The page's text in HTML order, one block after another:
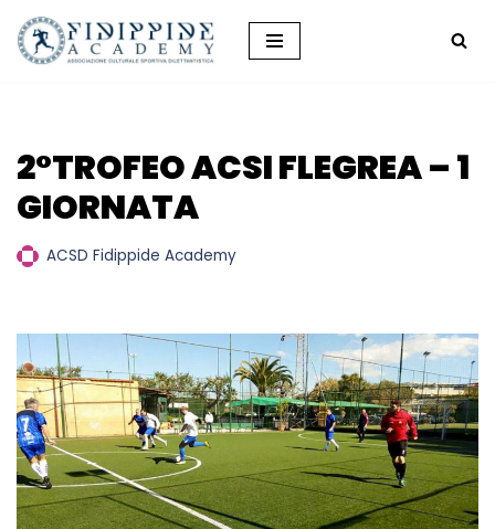
Vai
2°TROFEO ACSI FLEGREA – 1
GIORNATA
ACSD Fidippide Academy